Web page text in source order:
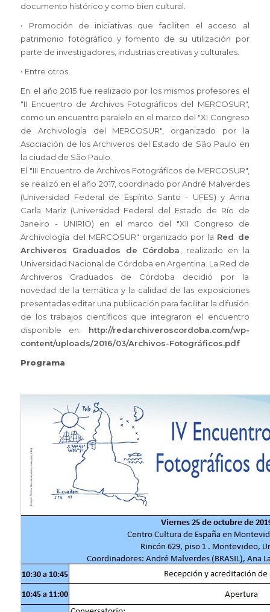
documento histórico y como bien cultural.
• Promoción de iniciativas que faciliten el acceso al
patrimonio fotográfico y fomento de su utilización por
parte de investigadores, industrias creativas y culturales.
• Entre otros.
En el año 2015 fue realizado por los mismos profesores el
"II Encuentro de Archivos Fotográficos del MERCOSUR",
como un encuentro paralelo en el marco del "XI Congreso
de Archivología del MERCOSUR", organizado por la
Asociación de los Archiveros del Estado de São Paulo en
la ciudad de São Paulo.
El "III Encuentro de Archivos Fotográficos de MERCOSUR",
se realizó en el año 2017, coordinado por André Malverdes
(Universidad Federal de Espírito Santo - UFES) y Anna
Carla Mariz (Universidad Federal del Estado de Río de
Janeiro - UNIRIO) en el marco del "XII Congreso de
Archivología del MERCOSUR" organizado por la Red de
Archiveros Graduados de Córdoba , realizado en la
Universidad Nacional de Córdoba en Argentina. La Red de
Archiveros Graduados de Córdoba decidió por la
novedad de la temática y la calidad de las exposiciones
presentadas editar una publicación para facilitar la difusión
de los trabajos científicos que integraron el encuentro
disponible en: http://redarchiveroscordoba.com/wp-
content/uploads/2016/03/Archivos-Fotográficos.pdf
Programa